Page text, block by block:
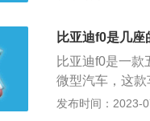
仅设有一个雨
圆滑的线条为
AMT悦酷型外
外均未配备主/
紧凑圆润，流
李箱门、背门
活泼、个性彰显
比亚迪f0是几座
比亚迪f0是一款
微型汽车，这
全系使用了一
发布时间：2023-